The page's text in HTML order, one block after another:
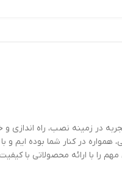
در دژآک، ما با بیش از 22 سال تجربه در زمینه
همواره در کنار شما بوده ایم
با ارائه محصولاتی با